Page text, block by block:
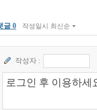
글 0 작성일시 최신순
작성자 :